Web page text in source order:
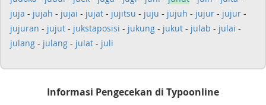
juja - jujah - jujai - jujat - jujitsu - juju - jujuh - jujur - jujur -
jujuran - jujut - jukstaposisi - jukung - jukut - julab - julai -
julang - julang - julat - juli
Informasi Pengecekan di Typoonline